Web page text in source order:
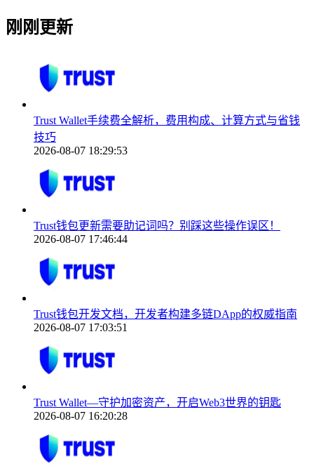
刚刚更新
Trust Wallet手续费全解析，费用构成、计算方式与省钱
技巧
2026-08-07 18:29:53
Trust钱包更新需要助记词吗？别踩这些操作误区！
2026-08-07 17:46:44
Trust钱包开发文档，开发者构建多链DApp的权威指南
2026-08-07 17:03:51
Trust Wallet—守护加密资产，开启Web3世界的钥匙
2026-08-07 16:20:28